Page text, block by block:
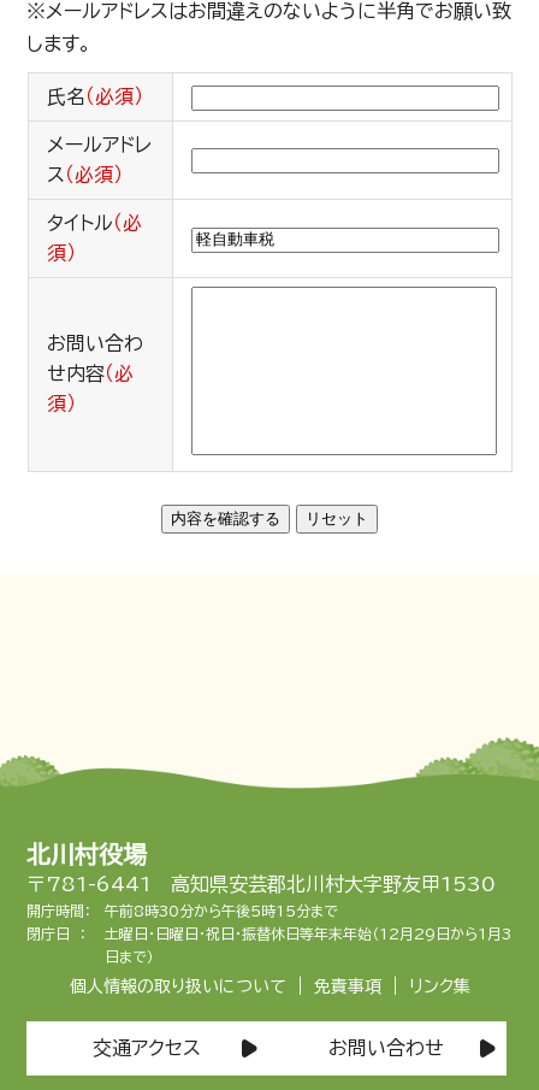
※メールアドレスはお間違えのないように半角でお願い致
します。
氏名（必須）
メールアドレ
ス（必須）
タイトル（必
須）
お問い合わ
せ内容（必
須）
北川村役場
〒781-6441 高知県安芸郡北川村大字野友甲1530
開庁時間：
午前8時30分から午後5時15分まで
閉庁日 ：
土曜日・日曜日・祝日・振替休日等年末年始（12月29日から1月3
日まで）
個人情報の取り扱いについて 免責事項 リンク集
交通アクセス お問い合わせ